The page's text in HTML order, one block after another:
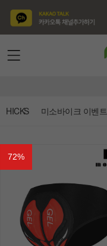
HICKS 미소바이크 이벤트
72%